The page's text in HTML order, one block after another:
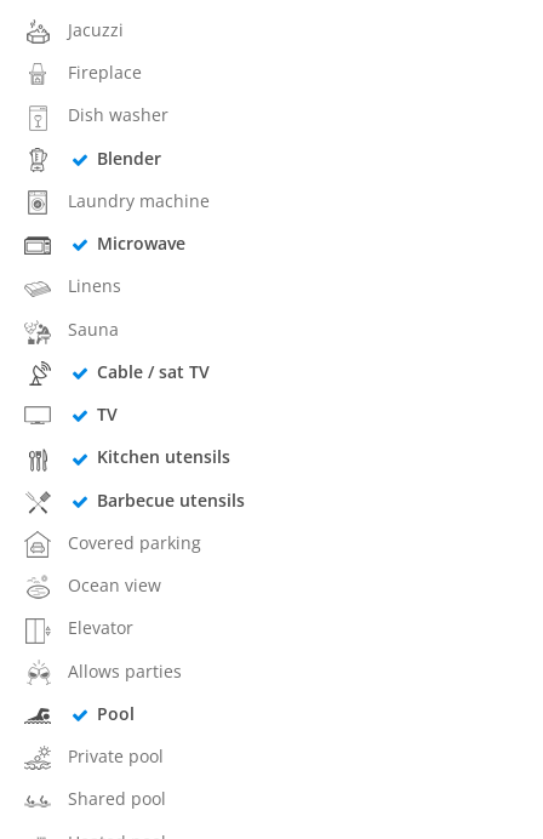
Jacuzzi
Fireplace
Dish washer
Blender
Laundry machine
Microwave
Linens
Sauna
Cable / sat TV
TV
Kitchen utensils
Barbecue utensils
Covered parking
Ocean view
Elevator
Allows parties
Pool
Private pool
Shared pool